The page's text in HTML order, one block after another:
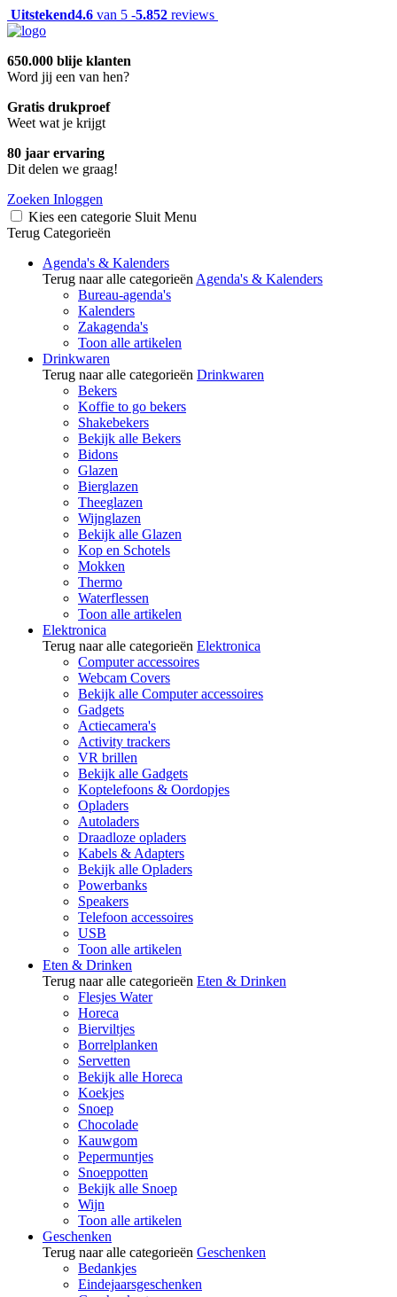
Uitstekend4.6 van 5 -5.852 reviews
650.000 blije klanten
Word jij een van hen?
Gratis drukproef
Weet wat je krijgt
80 jaar ervaring
Dit delen we graag!
Zoeken Inloggen
Kies een categorie Sluit Menu
Terug Categorieën
Agenda's & Kalenders
Terug naar alle categorieën Agenda's & Kalenders
Bureau-agenda's
Kalenders
Zakagenda's
Toon alle artikelen
Drinkwaren
Terug naar alle categorieën Drinkwaren
Bekers
Koffie to go bekers
Shakebekers
Bekijk alle Bekers
Bidons
Glazen
Bierglazen
Theeglazen
Wijnglazen
Bekijk alle Glazen
Kop en Schotels
Mokken
Thermo
Waterflessen
Toon alle artikelen
Elektronica
Terug naar alle categorieën Elektronica
Computer accessoires
Webcam Covers
Bekijk alle Computer accessoires
Gadgets
Actiecamera's
Activity trackers
VR brillen
Bekijk alle Gadgets
Koptelefoons & Oordopjes
Opladers
Autoladers
Draadloze opladers
Kabels & Adapters
Bekijk alle Opladers
Powerbanks
Speakers
Telefoon accessoires
USB
Toon alle artikelen
Eten & Drinken
Terug naar alle categorieën Eten & Drinken
Flesjes Water
Horeca
Bierviltjes
Borrelplanken
Servetten
Bekijk alle Horeca
Koekjes
Snoep
Chocolade
Kauwgom
Pepermuntjes
Snoeppotten
Bekijk alle Snoep
Wijn
Toon alle artikelen
Geschenken
Terug naar alle categorieën Geschenken
Bedankjes
Eindejaarsgeschenken